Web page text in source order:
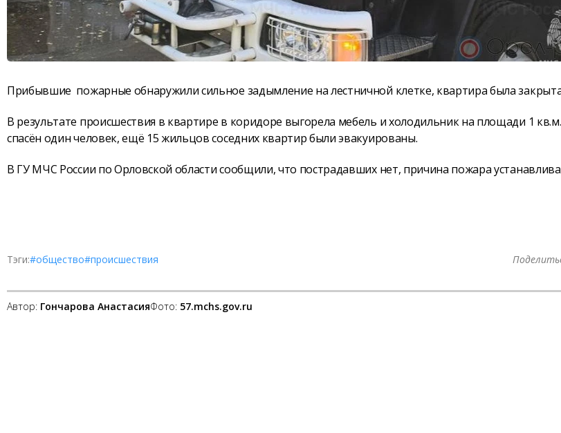
Прибывшие пожарные обнаружили сильное задымление на лестничной клетке, квартира была
В результате происшествия в квартире в коридоре выгорела мебель и холодильник на площади 1
спасён один человек, ещё 15 жильцов соседних квартир были эвакуированы.
В ГУ МЧС России по Орловской области сообщили, что пострадавших нет, причина пожара
Тэги:#общество#происшествия
Автор: Гончарова АнастасияФото: 57.mchs.gov.ru